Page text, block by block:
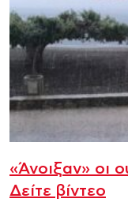
«Άνοιξαν» οι
Δείτε βίντεο